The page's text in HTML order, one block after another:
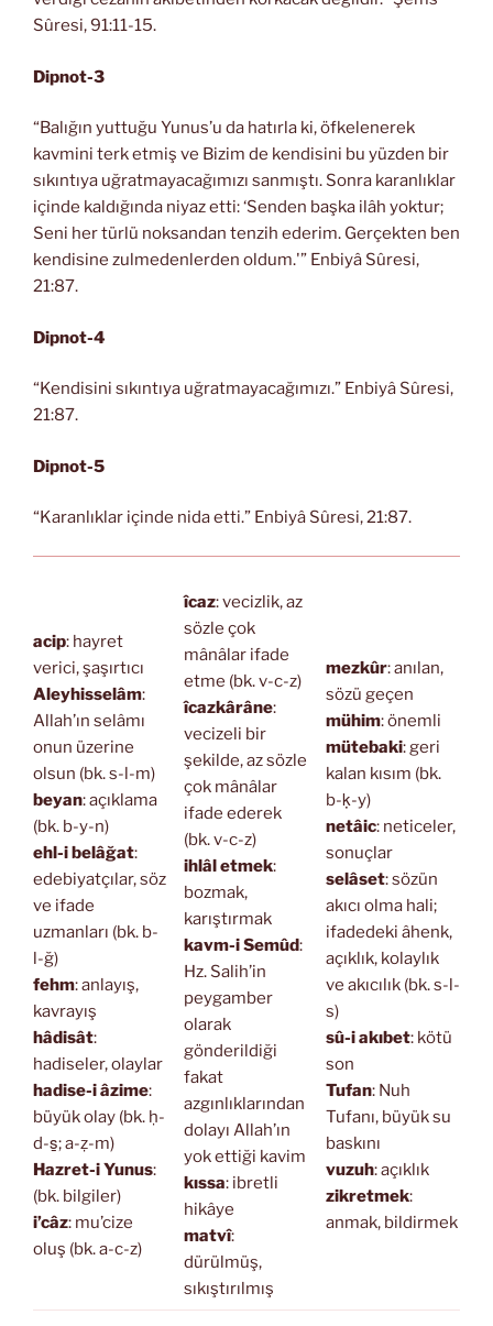
Sûresi, 91:11-15.
Dipnot-3
“Balığın yuttuğu Yunus’u da hatırla ki, öfkelenerek
kavmini terk etmiş ve Bizim de kendisini bu yüzden bir
sıkıntıya uğratmayacağımızı sanmıştı. Sonra karanlıklar
içinde kaldığında niyaz etti: ‘Senden başka ilâh yoktur;
Seni her türlü noksandan tenzih ederim. Gerçekten ben
kendisine zulmedenlerden oldum.'” Enbiyâ Sûresi,
21:87.
Dipnot-4
“Kendisini sıkıntıya uğratmayacağımızı.” Enbiyâ Sûresi,
21:87.
Dipnot-5
“Karanlıklar içinde nida etti.” Enbiyâ Sûresi, 21:87.
acip: hayret
verici, şaşırtıcı
Aleyhisselâm:
Allah’ın selâmı
onun üzerine
olsun (bk. s-l-m)
beyan: açıklama
(bk. b-y-n)
ehl-i belâğat:
edebiyatçılar, söz
ve ifade
uzmanları (bk. b-
l-ğ)
fehm: anlayış,
kavrayış
hâdisât:
hadiseler, olaylar
hadise-i âzime:
büyük olay (bk. ḥ-
d-s̱; a-ẓ-m)
Hazret-i Yunus:
(bk. bilgiler)
i’câz: mu’cize
oluş (bk. a-c-z)
îcaz: vecizlik, az
sözle çok
mânâlar ifade
etme (bk. v-c-z)
îcazkârâne:
vecizeli bir
şekilde, az sözle
çok mânâlar
ifade ederek
(bk. v-c-z)
ihlâl etmek:
bozmak,
karıştırmak
kavm-i Semûd:
Hz. Salih’in
peygamber
olarak
gönderildiği
fakat
azgınlıklarından
dolayı Allah’ın
yok ettiği kavim
kıssa: ibretli
hikâye
matvî:
dürülmüş,
sıkıştırılmış
mezkûr: anılan,
sözü geçen
mühim: önemli
mütebaki: geri
kalan kısım (bk.
b-ḳ-y)
netâic: neticeler,
sonuçlar
selâset: sözün
akıcı olma hali;
ifadedeki âhenk,
açıklık, kolaylık
ve akıcılık (bk. s-l-
s)
sû-i akıbet: kötü
son
Tufan: Nuh
Tufanı, büyük su
baskını
vuzuh: açıklık
zikretmek:
anmak, bildirmek